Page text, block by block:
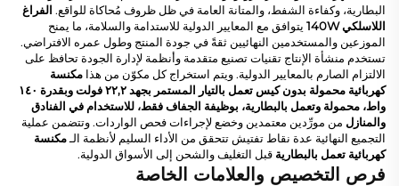
البطارية، وكفاءة الشفط، والمتانة العامة في ظل ظروف مُحاكاة للواقع. الفراغ
اللاسلكي 140W
يتوافق مع المعايير الدولية للاستدامة والسلامة، ما يمنح
الموزعين والمستخدمين النهائيين ثقةً في جودة المنتج وطول عمره الافتراضي.
تستخدم منشأة الإنتاج تقنيات تصنيع متقدمة وأنظمة لإدارة الجودة تحافظ على
الالتزام الصارم بالمعايير الدولية. ويتم استخراج كل مكوّن من هذا مكنسة
كهربائية محمولة بدون كيس تعمل بالتيار المستمر بجهد ٢٢,٢ فولت وبقدرة ١٤٠
واط، محمولة وتعمل بالبطارية، بوظيفة الجفاف فقط، للاستخدام في الفنادق
والمنازل من مورِّدين معتمدين وخضع لإجراءات فحص الواردات. وتتضمن عملية
التجميع النهائية عدة نقاط تفتيش تتحقق من الأداء السليم لأنظمة الـمكنسة
كهربائية تعمل بالبطارية قبل التغليف والشحن إلى الأسواق الدولية.
فرص التخصيص والعلامات الخاصة